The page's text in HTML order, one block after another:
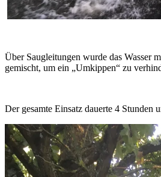
Über Saugleitungen wurde das Wasser
gemischt, um ein „Umkippen“ zu
Der gesamte Einsatz dauerte 4